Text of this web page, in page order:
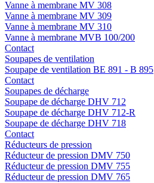
Vanne à membrane MV 308
Vanne à membrane MV 309
Vanne à membrane MV 310
Vanne à membrane MVB 100/200
Contact
Soupapes de ventilation
Soupape de ventilation BE 891 - B 895
Contact
Soupapes de décharge
Soupape de décharge DHV 712
Soupape de décharge DHV 712-R
Soupape de décharge DHV 718
Contact
Réducteurs de pression
Réducteur de pression DMV 750
Réducteur de pression DMV 755
Réducteur de pression DMV 765